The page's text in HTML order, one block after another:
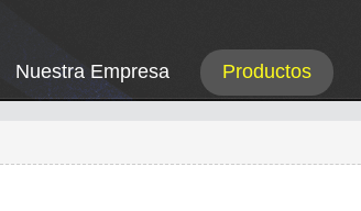
Nuestra Empresa Productos